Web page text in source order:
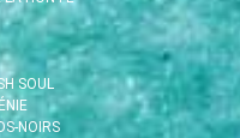
SOUL
NOIRS